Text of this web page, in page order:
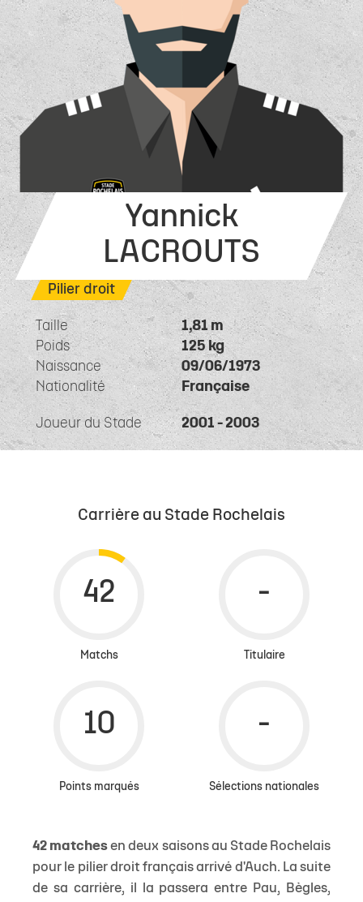
Yannick
LACROUTS
Pilier droit
Taille
1,81 m
Poids
125 kg
Naissance
09/06/1973
Nationalité
Française
Joueur du Stade 2001 - 2003
Carrière au Stade Rochelais
Matchs Titulaire
Points marqués Sélections nationales
42 matches en deux saisons au Stade Rochelais
pour le pilier droit français arrivé d'Auch. La suite
de sa carrière, il la passera entre Pau, Bègles,